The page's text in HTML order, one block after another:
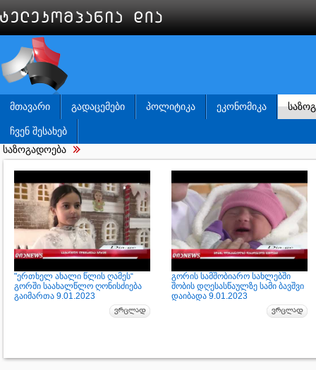
ᲛᲗᲐᲕᲐᲠᲘ ᲒᲐᲓᲐᲪᲔᲛᲔᲑᲘ ᲞᲝᲚᲘᲢᲘᲙᲐ ᲔᲙᲝᲜᲝᲛᲘᲙᲐ
ᲩᲕᲔᲜ ᲨᲔᲡᲐᲮᲔᲑ
საზოგადოება
"ერთხელ ახალი წლის ღამეს“
გორში საახალწლო ღონისძიება
გაიმართა 9.01.2023
გორის სამშობიარო სახლებში
შობის დღესასწაულზე სამი ბავშვი
დაიბადა 9.01.2023